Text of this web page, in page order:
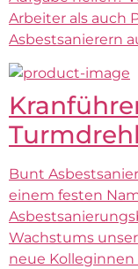
Arbeiter als auch
Asbestsanierern
Bunt
einem festen
Wachstums
neue